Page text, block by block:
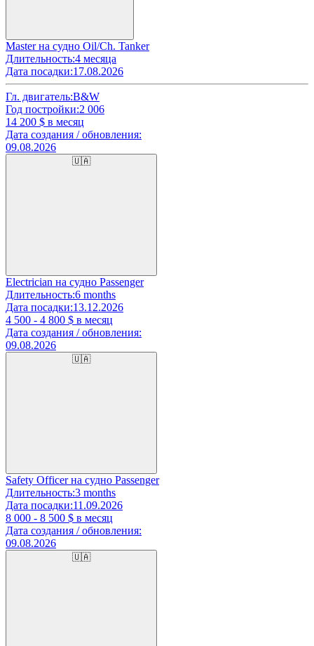
Master на судно Oil/Ch. Tanker
Длительность:4 месяца
Дата посадки:17.08.2026
Гл. двигатель:B&W
Год постройки:2 006
14 200 $ в месяц
Дата создания / обновления:
09.08.2026
🇺🇦
Electrician на судно Passenger
Длительность:6 months
Дата посадки:13.12.2026
4 500 - 4 800 $ в месяц
Дата создания / обновления:
09.08.2026
🇺🇦
Safety Officer на судно Passenger
Длительность:3 months
Дата посадки:11.09.2026
8 000 - 8 500 $ в месяц
Дата создания / обновления:
09.08.2026
🇺🇦